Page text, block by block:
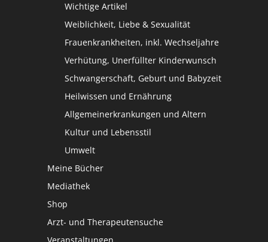
Wichtige Artikel
Weiblichkeit, Liebe & Sexualität
Frauenkrankheiten, inkl. Wechseljahre
Verhütung, Unerfüllter Kinderwunsch
Schwangerschaft, Geburt und Babyzeit
Heilwissen und Ernährung
Allgemeinerkrankungen und Altern
Kultur und Lebensstil
Umwelt
Meine Bücher
Mediathek
Shop
Arzt- und Therapeutensuche